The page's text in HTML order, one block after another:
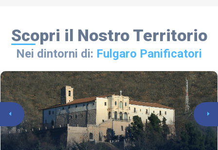
Scopri il Nostro Territorio
Nei dintorni di: Fulgaro Panificatori